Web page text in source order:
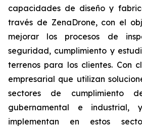
capacidades de diseño y
través de ZenaDrone, con el
mejorar los procesos de
seguridad, cumplimiento y
terrenos para los clientes. Con
empresarial que utilizan
sectores de cumplimiento
gubernamental e industrial,
implementan en estos